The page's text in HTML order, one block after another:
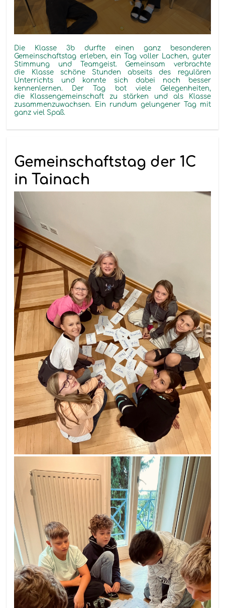
Die Klasse 3b durfte einen ganz besonderen
Gemeinschaftstag erleben, ein Tag voller Lachen, guter
Stimmung und Teamgeist. Gemeinsam verbrachte
die Klasse schöne Stunden abseits des regulären
Unterrichts und konnte sich dabei noch besser
kennenlernen. Der Tag bot viele Gelegenheiten,
die Klassengemeinschaft zu stärken und als Klasse
zusammenzuwachsen. Ein rundum gelungener Tag mit
ganz viel Spaß.
Gemeinschaftstag der 1C
in Tainach